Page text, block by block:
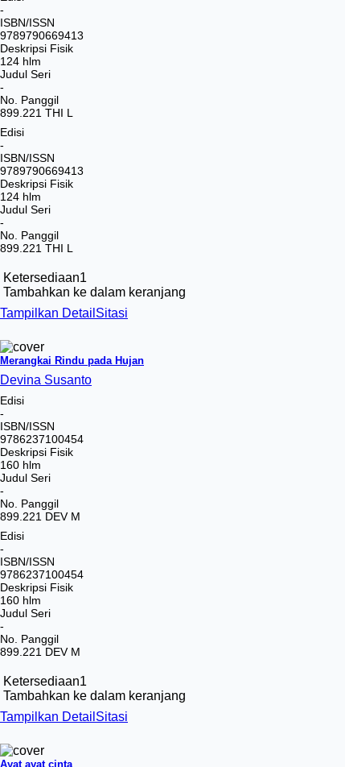
-
ISBN/ISSN
9789790669413
Deskripsi Fisik
124 hlm
Judul Seri
-
No. Panggil
899.221 THI L
Edisi
-
ISBN/ISSN
9789790669413
Deskripsi Fisik
124 hlm
Judul Seri
-
No. Panggil
899.221 THI L
Ketersediaan1
Tambahkan ke dalam keranjang
Tampilkan Detail Sitasi
Merangkai Rindu pada Hujan
Devina Susanto
Edisi
-
ISBN/ISSN
9786237100454
Deskripsi Fisik
160 hlm
Judul Seri
-
No. Panggil
899.221 DEV M
Edisi
-
ISBN/ISSN
9786237100454
Deskripsi Fisik
160 hlm
Judul Seri
-
No. Panggil
899.221 DEV M
Ketersediaan1
Tambahkan ke dalam keranjang
Tampilkan Detail Sitasi
Ayat ayat cinta